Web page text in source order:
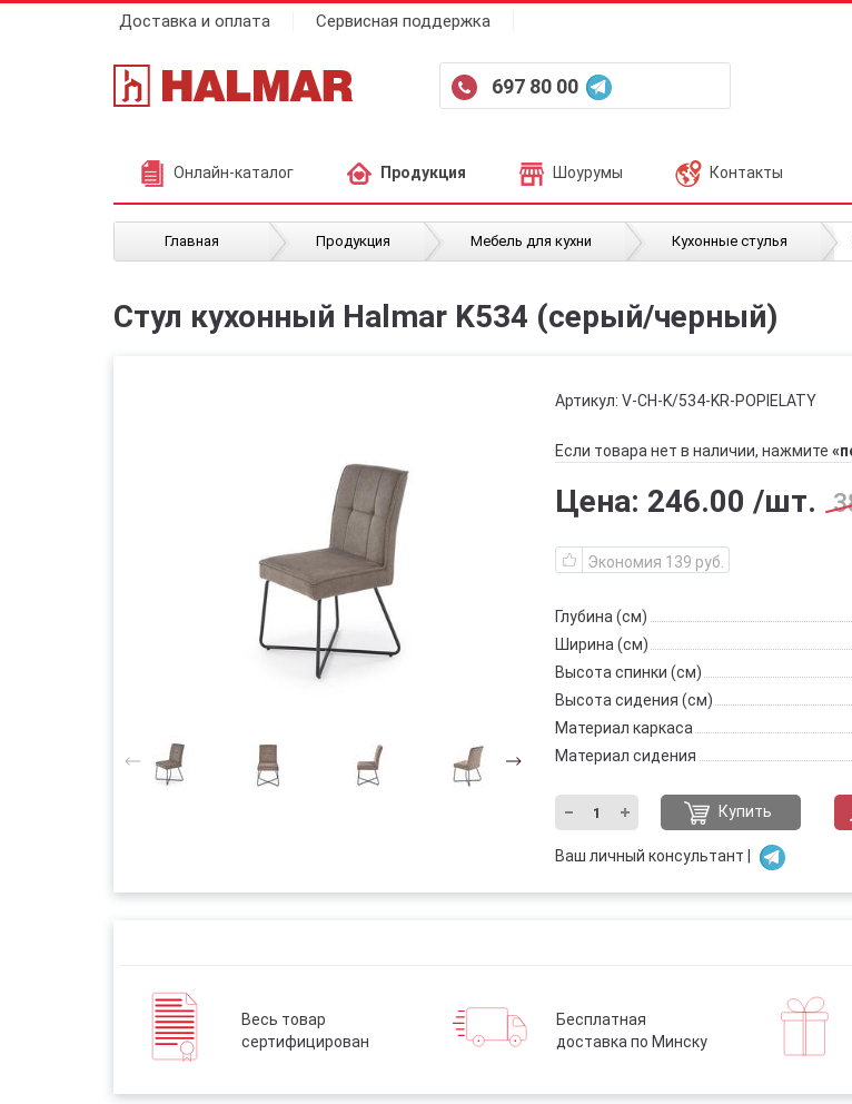
Доставка и оплата Сервисная поддержка
697 80 00
Онлайн-каталог Продукция Шоурумы Контакты
Главная / Продукция / Мебель для кухни / Кухонные стулья /
Стул кухонный Halmar K534 (серый/черный)
Артикул: V-CH-K/534-KR-POPIELATY
Если товара нет в наличии, нажмите
Цена: 246.00 /шт.
Экономия 139 руб.
Глубина (см)
Ширина (см)
Высота спинки (см)
Высота сидения (см)
Материал каркаса
Материал сидения
Купить
Ваш личный консультант |
Весь товар
сертифицирован
Бесплатная
доставка по Минску